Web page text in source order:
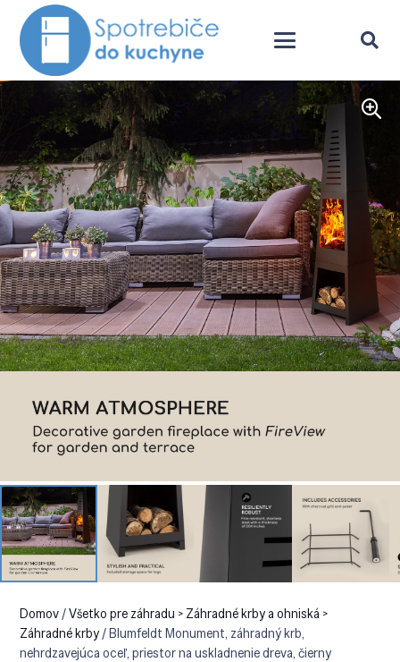
Domov/Všetko pre záhradu > Záhradné krby a ohniská >
Záhradné krby/ Blumfeldt Monument, záhradný krb,
nehrdzavejúca oceľ, priestor na uskladnenie dreva, čierny